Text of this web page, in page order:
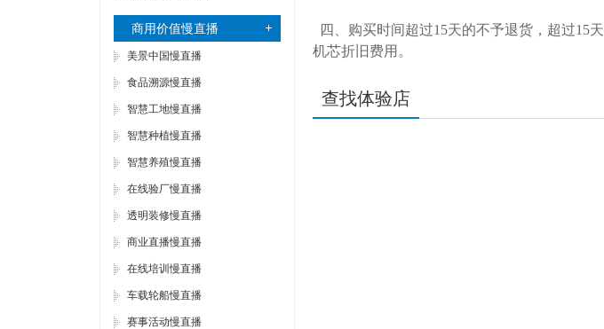
商用价值慢直播
美景中国慢直播
食品溯源慢直播
智慧工地慢直播
智慧种植慢直播
智慧养殖慢直播
在线验厂慢直播
透明装修慢直播
商业直播慢直播
在线培训慢直播
车载轮船慢直播
赛事活动慢直播
四、购买时间超过15天的不予退货，超过15天
机芯折旧费用。
查找体验店